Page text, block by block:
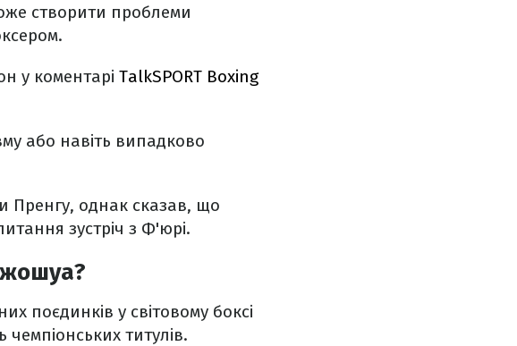
створити проблеми
у коментарі TalkSPORT Boxing
або навіть випадково
Пренгу, однак сказав, що
зустріч з Ф'юрі.
поєдинків у світовому боксі
титулів.